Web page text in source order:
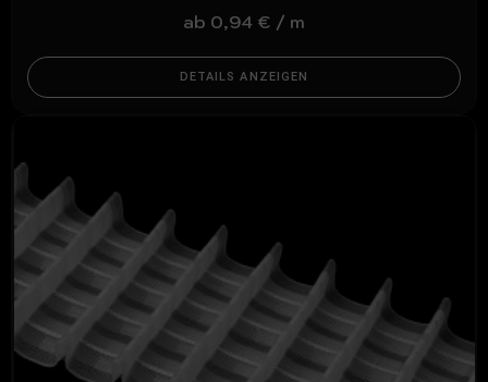
ab 0,94 € / m
DETAILS ANZEIGEN